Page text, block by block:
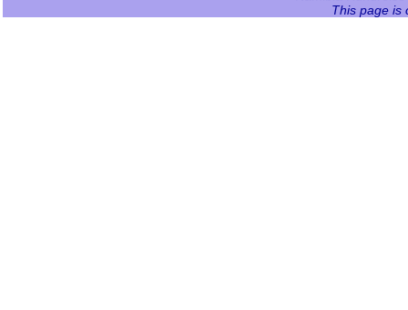
This page is